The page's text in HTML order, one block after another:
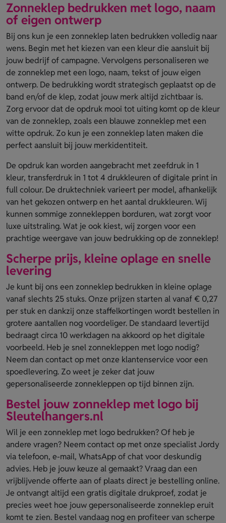
Zonneklep bedrukken met logo, naam
of eigen ontwerp
Bij ons kun je een zonneklep laten bedrukken volledig naar
wens. Begin met het kiezen van een kleur die aansluit bij
jouw bedrijf of campagne. Vervolgens personaliseren we
de zonneklep met een logo, naam, tekst of jouw eigen
ontwerp. De bedrukking wordt strategisch geplaatst op de
band en/of de klep, zodat jouw merk altijd zichtbaar is.
Zorg ervoor dat de opdruk mooi tot uiting komt op de kleur
van de zonneklep, zoals een blauwe zonneklep met een
witte opdruk. Zo kun je een zonneklep laten maken die
perfect aansluit bij jouw merkidentiteit.
De opdruk kan worden aangebracht met zeefdruk in 1
kleur, transferdruk in 1 tot 4 drukkleuren of digitale print in
full colour. De druktechniek varieert per model, afhankelijk
van het gekozen ontwerp en het aantal drukkleuren. Wij
kunnen sommige zonnekleppen borduren, wat zorgt voor
luxe uitstraling. Wat je ook kiest, wij zorgen voor een
prachtige weergave van jouw bedrukking op de zonneklep!
Scherpe prijs, kleine oplage en snelle
levering
Je kunt bij ons een zonneklep bedrukken in kleine oplage
vanaf slechts 25 stuks. Onze prijzen starten al vanaf € 0,27
per stuk en dankzij onze staffelkortingen wordt bestellen in
grotere aantallen nog voordeliger. De standaard levertijd
bedraagt circa 10 werkdagen na akkoord op het digitale
voorbeeld. Heb je snel zonnekleppen met logo nodig?
Neem dan contact op met onze klantenservice voor een
spoedlevering. Zo weet je zeker dat jouw
gepersonaliseerde zonnekleppen op tijd binnen zijn.
Bestel jouw zonneklep met logo bij
Sleutelhangers.nl
Wil je een zonneklep met logo bedrukken? Of heb je
andere vragen? Neem contact op met onze specialist Jordy
via telefoon, e-mail, WhatsApp of chat voor deskundig
advies. Heb je jouw keuze al gemaakt? Vraag dan een
vrijblijvende offerte aan of plaats direct je bestelling online.
Je ontvangt altijd een gratis digitale drukproef, zodat je
precies weet hoe jouw gepersonaliseerde zonneklep eruit
komt te zien. Bestel vandaag nog en profiteer van scherpe